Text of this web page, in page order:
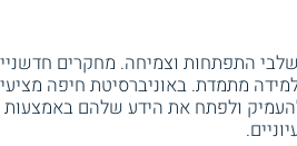
התפתחות וצמיחה. מחקרים
מתמדת. באוניברסיטת חיפה
להעמיק ולפתח את הידע שלהם